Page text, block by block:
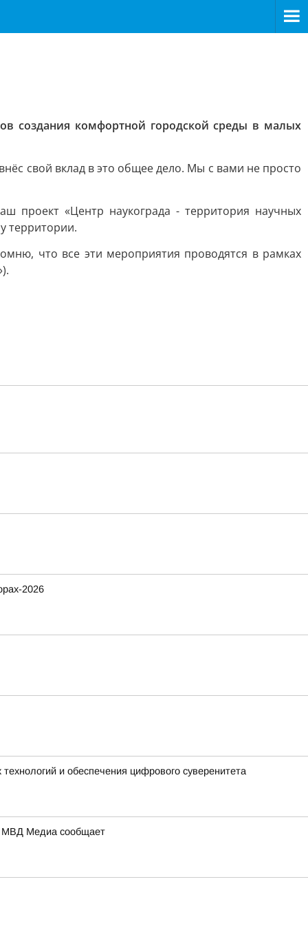
создания комфортной городской среды в малых
свой вклад в это общее дело. Мы с вами не просто
проект «Центр наукограда - территория научных
территории.
что все эти мероприятия проводятся в рамках
2026
и обеспечения цифрового суверенитета
МВД Медиа сообщает